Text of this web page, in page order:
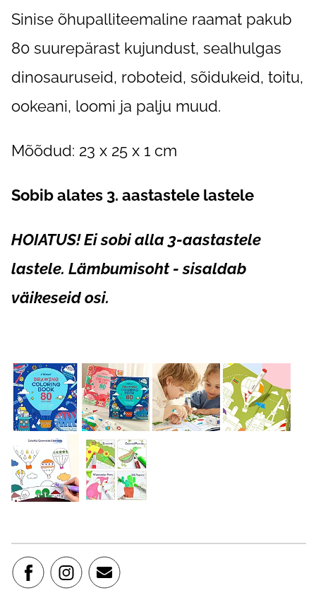
Sinise õhupalliteemaline raamat pakub
80 suurepärast kujundust, sealhulgas
dinosauruseid, roboteid, sõidukeid, toitu,
ookeani, loomi ja palju muud.
Mõõdud: 23 x 25 x 1 cm
Sobib alates 3. aastastele lastele
HOIATUS! Ei sobi alla 3-aastastele
lastele. Lämbumisoht - sisaldab
väikeseid osi.